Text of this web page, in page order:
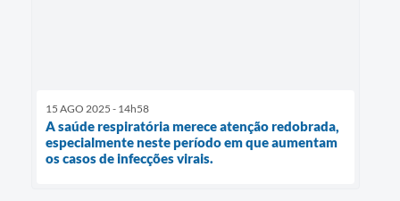
15 AGO 2025 - 14h58
A saúde respiratória merece atenção redobrada,
especialmente neste período em que aumentam
os casos de infecções virais.